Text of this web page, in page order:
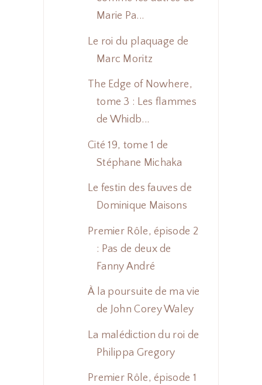
Marie Pa...
Le roi du plaquage de
Marc Moritz
The Edge of Nowhere,
tome 3 : Les flammes
de Whidb...
Cité 19, tome 1 de
Stéphane Michaka
Le festin des fauves de
Dominique Maisons
Premier Rôle, épisode 2
: Pas de deux de
Fanny André
À la poursuite de ma vie
de John Corey Waley
La malédiction du roi de
Philippa Gregory
Premier Rôle, épisode 1